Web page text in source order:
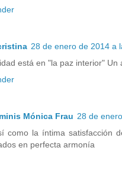
28 de enero de 2014 a
está en "la paz interior" Un
Mónica Frau 28 de
como la íntima satisfacción
en perfecta armonía